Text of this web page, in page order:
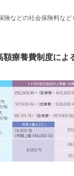
などの社会保険料など
額療養費制度によ